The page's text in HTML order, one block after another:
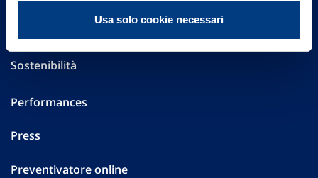
Usa solo cookie necessari
Sostenibilità
Performances
Press
Preventivatore online